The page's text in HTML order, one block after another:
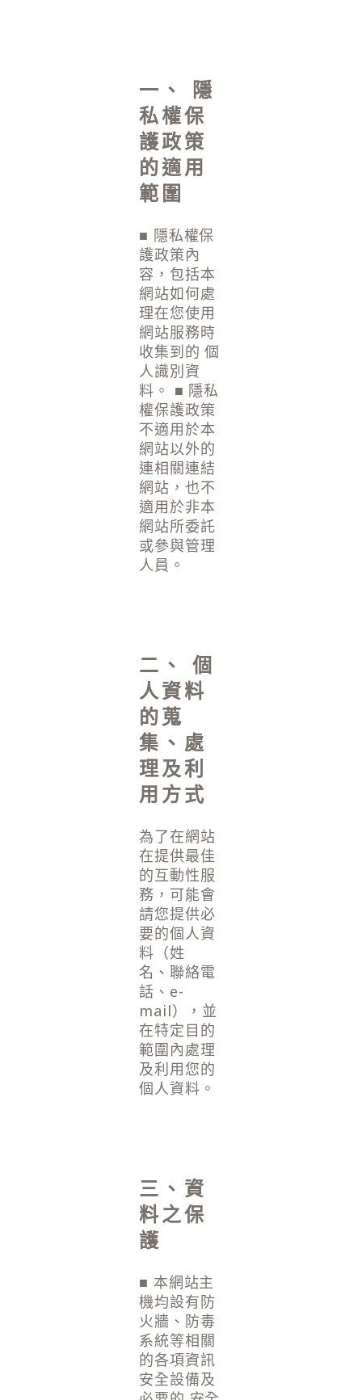
一、 隱
私權保
護政策
的適用
範圍
■ 隱私權保
護政策內
容，包括本
網站如何處
理在您使用
網站服務時
收集到的 個
人識別資
料。 ■ 隱私
權保護政策
不適用於本
網站以外的
連相關連結
網站，也不
適用於非本
網站所委託
或參與管理
人員。
二、 個
人資料
的蒐
集、處
理及利
用方式
為了在網站
在提供最佳
的互動性服
務，可能會
請您提供必
要的個人資
料（姓
名、聯絡電
話、e-
mail），並
在特定目的
範圍內處理
及利用您的
個人資料。
三、資
料之保
護
■ 本網站主
機均設有防
火牆、防毒
系統等相關
的各項資訊
安全設備及